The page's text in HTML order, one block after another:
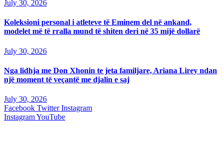
July 30, 2026
Koleksioni personal i atleteve të Eminem del në ankand,
modelet më të rralla mund të shiten deri në 35 mijë dollarë
July 30, 2026
Nga lidhja me Don Xhonin te jeta familjare, Ariana Lirey ndan
një moment të veçantë me djalin e saj
July 30, 2026
Facebook Twitter Instagram
InstagramYouTube